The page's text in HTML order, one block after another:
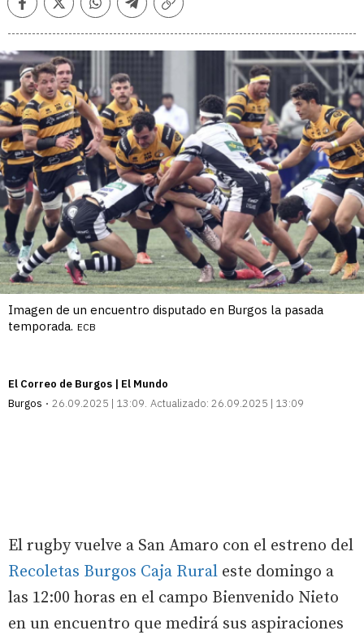
FacebookTwitterWhatsappTelegramCopiar
Imagen de un encuentro disputado en Burgos la pasada
temporada. ECB
El Correo de Burgos | El Mundo
Burgos
26.09.2025 | 13:09 Actualizado: 26.09.2025 | 13:09
El rugby vuelve a San Amaro con el estreno del
Recoletas Burgos Caja Rural este domingo a
las 12:00 horas en el campo Bienvenido Nieto
en un encuentro que medirá sus aspiraciones